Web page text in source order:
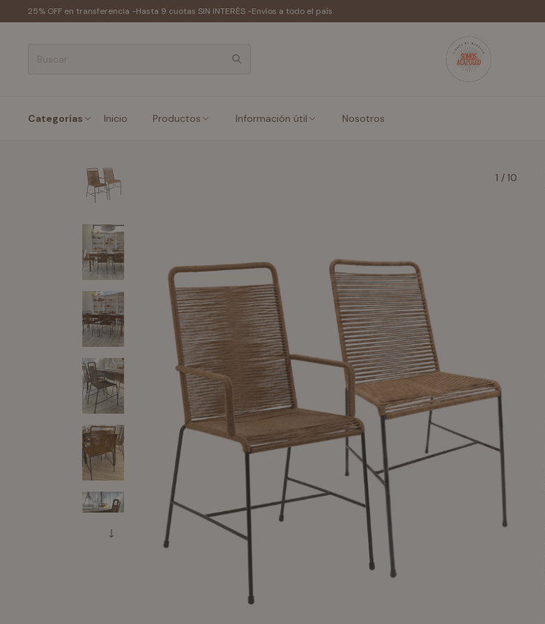
25% OFF en transferencia -Hasta 9 cuotas SIN INTERÉS -Envíos a todo el país
Categorías Inicio Productos Información útil Nosotros
1 / 10